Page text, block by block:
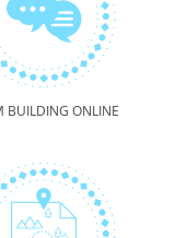
BUILDING ONLINE